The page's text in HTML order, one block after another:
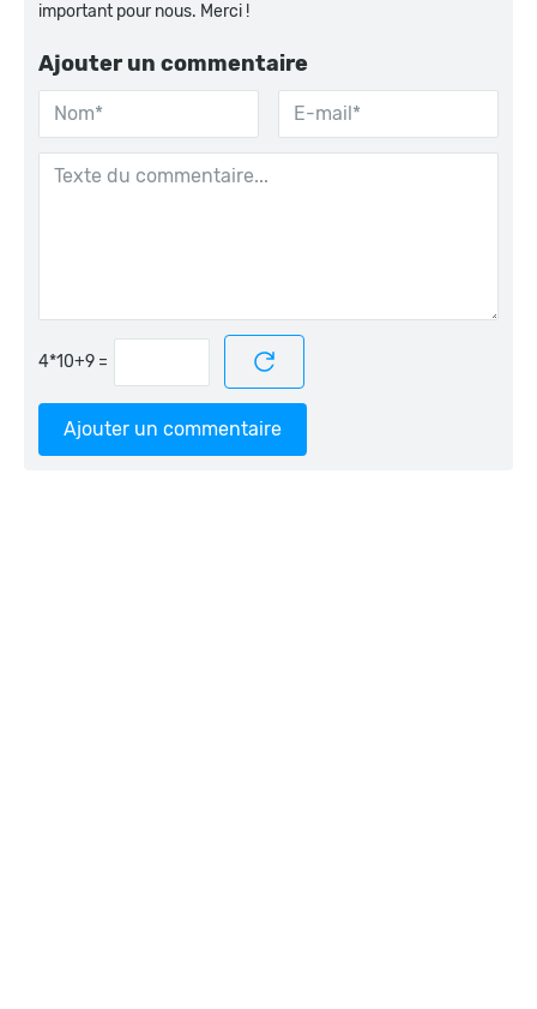
important pour nous. Merci !
Ajouter un commentaire
=
Ajouter un commentaire